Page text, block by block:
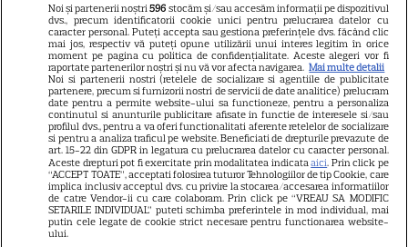
29
VEDETE ROMÂNEŞTI
Cine este Cosmin Curticăpean,
soțul Laurei Cosoi. Afaceri,
vârstă și povestea de iubire
care durează de peste 10 ani
VEDETE STRĂINE
O mai ții minte pe mama lui
Stifler din „American Pie”?
Noi și partenerii noștri596 stocăm și/sau accesăm informații pe dispozitivul
dvs., precum identificatorii cookie unici pentru prelucrarea datelor cu
caracter personal. Puteți accepta sau gestiona preferințele dvs. făcând clic
mai jos, respectiv vă puteți opune utilizării unui interes legitim în orice
moment pe pagina cu politica de confidențialitate. Aceste alegeri vor fi
raportate partenerilor noștri și nu vă vor afecta navigarea. Mai multe detalii
Noi si partenerii nostri (retelele de socializare si agentiile de publicitate
partenere, precum si furnizorii nostri de servicii de date analitice) prelucram
date pentru a permite website-ului sa functioneze, pentru a personaliza
continutul si anunturile publicitare afisate in functie de interesele si/sau
profilul dvs., pentru a va oferi functionalitati aferente retelelor de socializare
si pentru a analiza traficul pe website. Beneficiati de drepturile prevazute de
art. 15-22 din GDPR in legatura cu prelucrarea datelor cu caracter personal.
Aceste drepturi pot fi exercitate prin modalitatea indicataaici. Prin click pe
“ACCEPT TOATE”, acceptati folosirea tuturor Tehnologiilor de tip Cookie, care
implica inclusiv acceptul dvs. cu privire la stocarea/accesarea informatiilor
de catre Vendor-ii cu care colaboram. Prin click pe “VREAU SA MODIFIC
SETARILE INDIVIDUAL” puteti schimba preferintele in mod individual, mai
putin cele legate de cookie strict necesare pentru functionarea website-
ului.